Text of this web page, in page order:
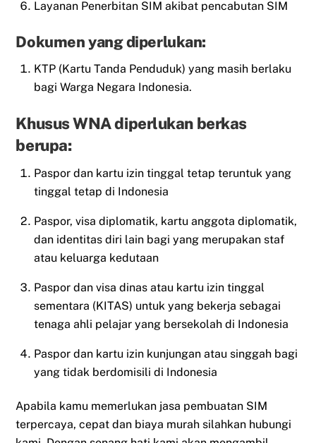
Layanan Penerbitan SIM akibat pencabutan SIM
Dokumen yang diperlukan:
KTP (Kartu Tanda Penduduk) yang masih berlaku
bagi Warga Negara Indonesia.
Khusus WNA diperlukan berkas
berupa:
Paspor dan kartu izin tinggal tetap teruntuk yang
tinggal tetap di Indonesia
Paspor, visa diplomatik, kartu anggota diplomatik,
dan identitas diri lain bagi yang merupakan staf
atau keluarga kedutaan
Paspor dan visa dinas atau kartu izin tinggal
sementara (KITAS) untuk yang bekerja sebagai
tenaga ahli pelajar yang bersekolah di Indonesia
Paspor dan kartu izin kunjungan atau singgah bagi
yang tidak berdomisili di Indonesia
Apabila kamu memerlukan jasa pembuatan SIM
terpercaya, cepat dan biaya murah silahkan hubungi